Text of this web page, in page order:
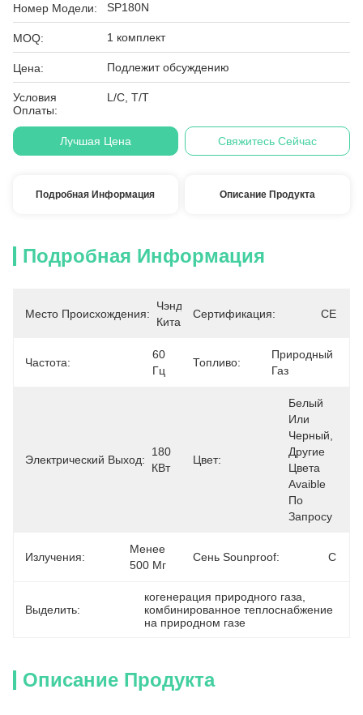
Номер Модели: SP180N
MOQ: 1 комплект
Цена: Подлежит обсуждению
Условия
Оплаты:
L/C, T/T
Лучшая Цена Свяжитесь Сейчас
Подробная Информация Описание Продукта
Подробная Информация
Место Происхождения:
Чэнду,
Китай
Сертификация: CE
Частота:
60
Гц
Топливо:
Природный
Газ
Электрический Выход:
180
КВт
Цвет:
Белый
Или
Черный,
Другие
Цвета
Avaible
По
Запросу
Излучения:
Менее
500 Мг
Сень Sounproof: С
Выделить:
когенерация природного газа
комбинированное теплоснабжение
на природном газе
Описание Продукта